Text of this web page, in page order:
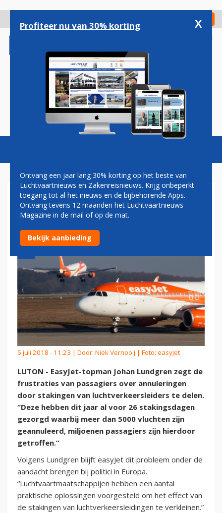
gaan
Check in
Magazine Podcasts Vacatures
EASYJET DEELT FRUSTRATIES
OVER STAKINGEN
5 juli 2018 - 11:23 | Door: Niek Vernooij | Foto: easyJet
LUTON - EasyJet-topman Johan Lundgren zegt de
frustraties van passagiers over annuleringen
door stakingen van luchtverkeersleiders te delen.
“Deze hebben dit jaar al voor 26 stakingsdagen
gezorgd waarbij meer dan 5000 vluchten zijn
geannuleerd, miljoenen passagiers zijn hierdoor
getroffen.”
Volgens Lundgren blijft easyJet dit probleem onder de
aandacht brengen bij politici in Europa.
“Luchtvaartmaatschappijen hebben een aantal
praktische oplossingen voorgesteld om het effect van
de stakingen van luchtverkeersleidingen te verkleinen.”
Profiteer nu van 30% korting x
Ontvang een jaar lang 30% korting op het beste van
Luchtvaartnieuws en Zakenreisnieuws. Krijg onbeperkt
toegang tot al het nieuws en de bijbehorende Apps.
Ontvang tevens 12 maanden het Luchtvaartnieuws
Magazine in de mail of op de mat.
Bekijk aanbieding